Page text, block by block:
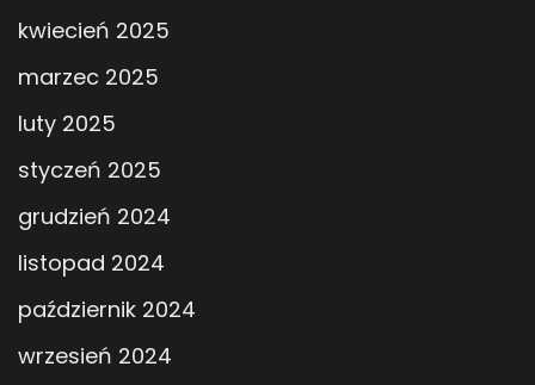
kwiecień 2025
marzec 2025
luty 2025
styczeń 2025
grudzień 2024
listopad 2024
październik 2024
wrzesień 2024